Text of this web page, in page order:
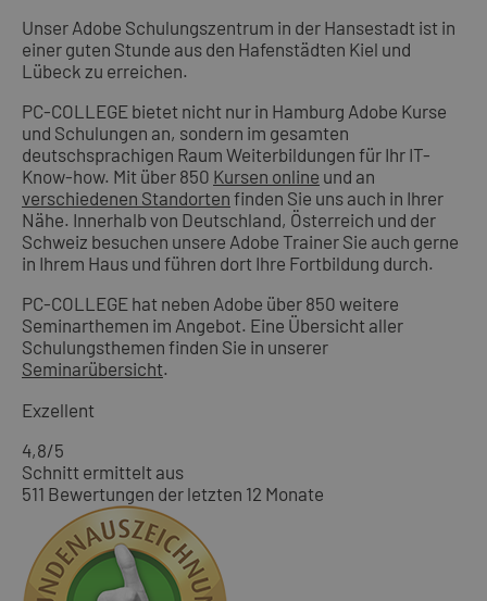
Unser Adobe Schulungszentrum in der Hansestadt ist in
einer guten Stunde aus den Hafenstädten Kiel und
Lübeck zu erreichen.
PC-COLLEGE bietet nicht nur in Hamburg Adobe Kurse
und Schulungen an, sondern im gesamten
deutschsprachigen Raum Weiterbildungen für Ihr IT-
Know-how. Mit über 850 Kursen online und an
verschiedenen Standorten finden Sie uns auch in Ihrer
Nähe. Innerhalb von Deutschland, Österreich und der
Schweiz besuchen unsere Adobe Trainer Sie auch gerne
in Ihrem Haus und führen dort Ihre Fortbildung durch.
PC-COLLEGE hat neben Adobe über 850 weitere
Seminarthemen im Angebot. Eine Übersicht aller
Schulungsthemen finden Sie in unserer
Seminarübersicht.
Exzellent
4,8/5
Schnitt ermittelt aus
511 Bewertungen der letzten 12 Monate